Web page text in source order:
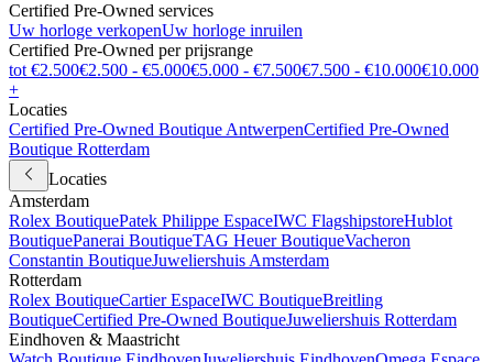
Certified Pre-Owned services
Uw horloge verkopenUw horloge inruilen
Certified Pre-Owned per prijsrange
tot €2.500€2.500 - €5.000€5.000 - €7.500€7.500 - €10.000€10.000
+
Locaties
Certified Pre-Owned Boutique AntwerpenCertified Pre-Owned
Boutique Rotterdam
Locaties
Amsterdam
Rolex BoutiquePatek Philippe EspaceIWC FlagshipstoreHublot
BoutiquePanerai BoutiqueTAG Heuer BoutiqueVacheron
Constantin BoutiqueJuweliershuis Amsterdam
Rotterdam
Rolex BoutiqueCartier EspaceIWC BoutiqueBreitling
BoutiqueCertified Pre-Owned BoutiqueJuweliershuis Rotterdam
Eindhoven & Maastricht